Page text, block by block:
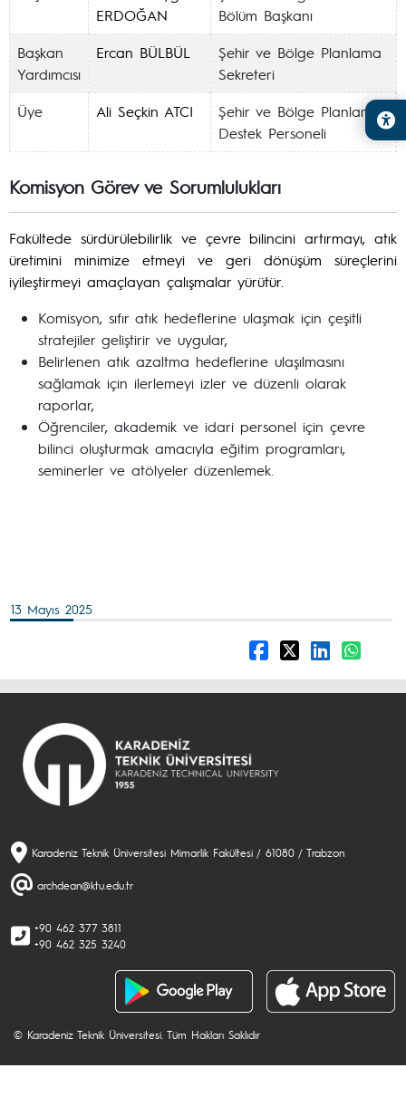
ERDOĞAN
Bölüm Başkanı
Başkan
Yardımcısı
Ercan BÜLBÜL
Şehir ve Bölge Planlama
Sekreteri
Üye
Ali Seçkin ATCI
Şehir ve Bölge Planlama
Destek Personeli
Komisyon Görev ve Sorumlulukları
Fakültede sürdürülebilirlik ve çevre bilincini artırmayı, atık
üretimini minimize etmeyi ve geri dönüşüm süreçlerini
iyileştirmeyi amaçlayan çalışmalar yürütür.
Komisyon, sıfır atık hedeflerine ulaşmak için çeşitli
stratejiler geliştirir ve uygular,
Belirlenen atık azaltma hedeflerine ulaşılmasını
sağlamak için ilerlemeyi izler ve düzenli olarak
raporlar,
Öğrenciler, akademik ve idari personel için çevre
bilinci oluşturmak amacıyla eğitim programları,
seminerler ve atölyeler düzenlemek.
13 Mayıs 2025
Karadeniz Teknik Üniversitesi Mimarlik Fakültesi / 61080 / Trabzon
archdean@ktu.edu.tr
+90 462 377 3811
+90 462 325 3240
© Karadeniz Teknik Üniversitesi. Tüm Hakları Saklıdır